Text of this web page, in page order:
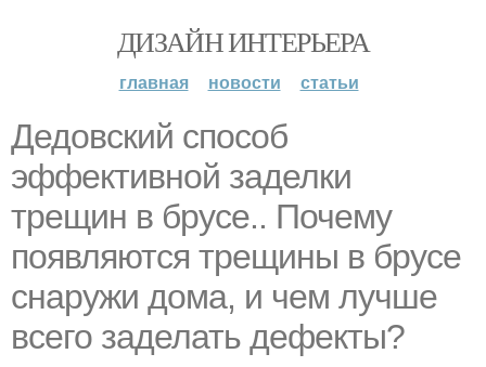
ДИЗАЙН ИНТЕРЬЕРА
главная новости статьи
Дедовский способ
эффективной заделки
трещин в брусе.. Почему
появляются трещины в брусе
снаружи дома, и чем лучше
всего заделать дефекты?